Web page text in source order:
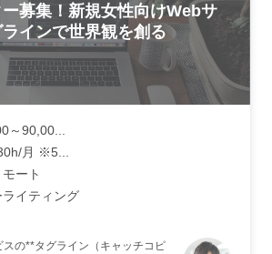
募集！新規女性向けWebサ
インで世界観を創る
～90,00...
月 ※5...
ート
ライティング
の**タグライン（キャッチコピ